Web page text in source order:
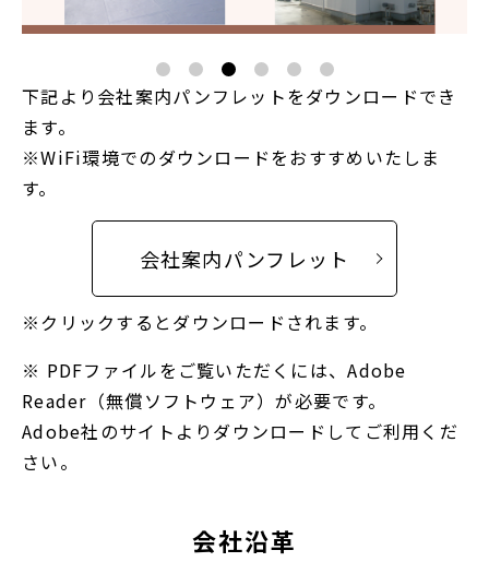
下記より会社案内パンフレットをダウンロードでき
ます。
※WiFi環境でのダウンロードをおすすめいたしま
す。
会社案内パンフレット
※クリックするとダウンロードされます。
※ PDFファイルをご覧いただくには、Adobe
Reader（無償ソフトウェア）が必要です。
Adobe社のサイトよりダウンロードしてご利用くだ
さい。
会社沿革